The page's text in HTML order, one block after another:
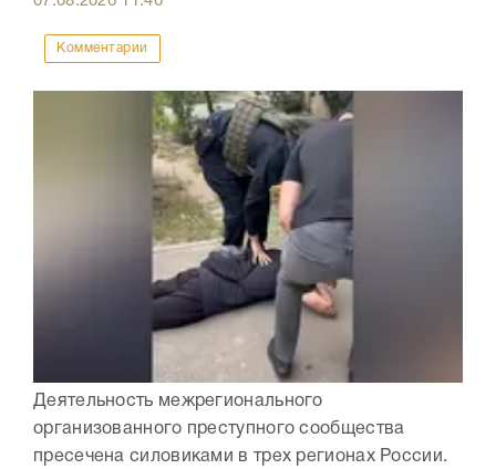
Комментарии
Деятельность межрегионального
организованного преступного сообщества
пресечена силовиками в трех регионах России.